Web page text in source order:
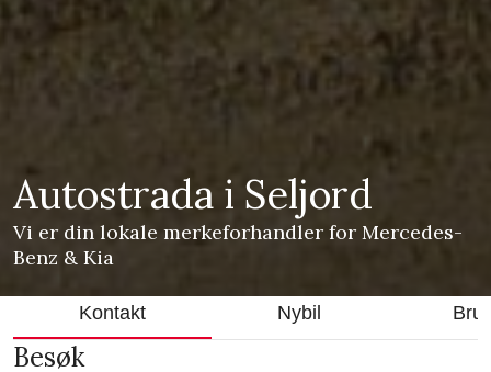
Autostrada i Seljord
Vi er din lokale merkeforhandler for Mercedes-
Benz & Kia
Kontakt Nybil
Besøk